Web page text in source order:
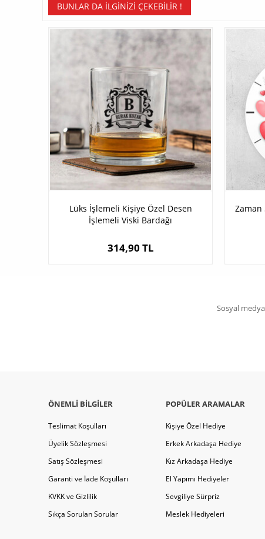
BUNLAR DA İLGINIZI ÇEKEBILIR !
Lüks İşlemeli Kişiye Özel Desen
İşlemeli Viski Bardağı
314,90 TL
Zaman
Sosyal
ÖNEMLI BILGILER
Teslimat Koşulları
Üyelik Sözleşmesi
Satış Sözleşmesi
Garanti ve İade Koşulları
KVKK ve Gizlilik
Sıkça Sorulan Sorular
POPÜLER ARAMALAR
Kişiye Özel Hediye
Erkek Arkadaşa Hediye
Kız Arkadaşa Hediye
El Yapımı Hediyeler
Sevgiliye Sürpriz
Meslek Hediyeleri